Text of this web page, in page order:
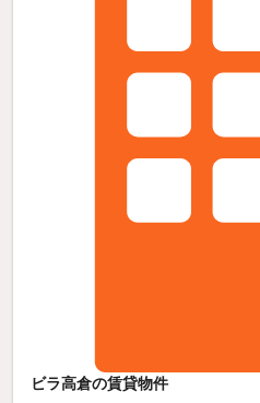
ビラ高倉の賃貸物件